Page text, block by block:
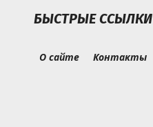
БЫСТРЫЕ ССЫЛКИ
О сайте Контакты